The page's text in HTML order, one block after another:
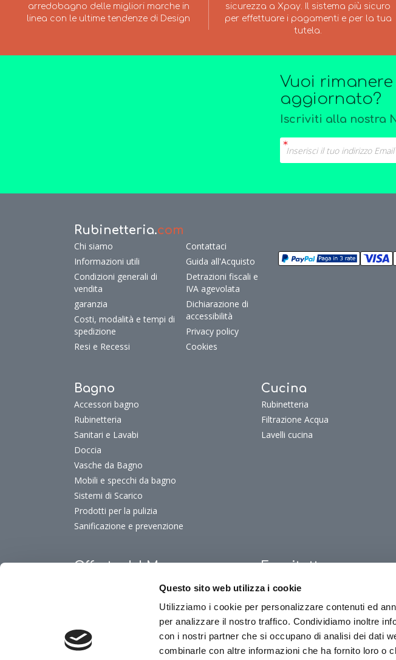
Questo sito web utilizza i cookie
Utilizziamo i cookie per personalizzare contenuti ed
per analizzare il nostro traffico. Condividiamo inoltre
con i nostri partner che si occupano di analisi dei dati
combinarle con altre informazioni che ha fornito loro o
arredobagno delle migliori marche in
linea con le ultime tendenze di Design
sicurezza a Xpay. Il sistema più sicuro
per effettuare i pagamenti e per la tua
tutela.
Vuoi
aggiornato?
Iscriviti alla nostra
Rubinetteria.com
Chi siamo
Informazioni utili
Condizioni generali di
vendita
garanzia
Costi, modalità e tempi di
spedizione
Resi e Recessi
Contattaci
Guida all'Acquisto
Detrazioni fiscali e
IVA agevolata
Dichiarazione di
accessibilità
Privacy policy
Cookies
Bagno
Accessori bagno
Rubinetteria
Sanitari e Lavabi
Doccia
Vasche da Bagno
Mobili e specchi da bagno
Sistemi di Scarico
Prodotti per la pulizia
Sanificazione e prevenzione
Cucina
Rubinetteria
Filtrazione Acqua
Lavelli cucina
Offerte del Mese Fuoritutto
Fuoritutto
FuoriTutto Cucina
FuoriTutto Clima e riscaldamento